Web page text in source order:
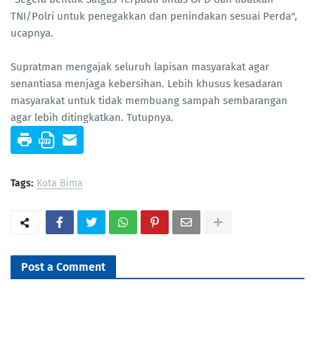
TNI/Polri untuk penegakkan dan penindakan sesuai Perda",
ucapnya.
Supratman mengajak seluruh lapisan masyarakat agar
senantiasa menjaga kebersihan. Lebih khusus kesadaran
masyarakat untuk tidak membuang sampah sembarangan
agar lebih ditingkatkan. Tutupnya.
Tags: Kota Bima
Post a Comment